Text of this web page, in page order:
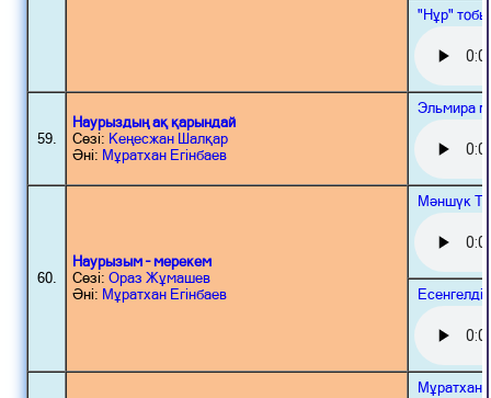
"Нұр" тобы
59.
Наурыздың ақ қарындай
Сөзі: Кеңесжан Шалқар
Әні: Мұратхан Егінбаев
Эльмира
60.
Наурызым – мерекем
Сөзі: Ораз Жұмашев
Әні: Мұратхан Егінбаев
Мәншүк
Мұратхан